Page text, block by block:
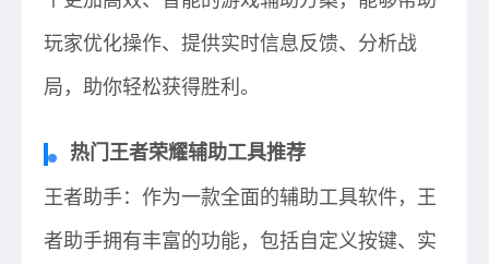
玩家优化操作、提供实时信息反馈、分析战
局，助你轻松获得胜利。
热门王者荣耀辅助工具推荐
王者助手：作为一款全面的辅助工具软件，王
者助手拥有丰富的功能，包括自定义按键、实